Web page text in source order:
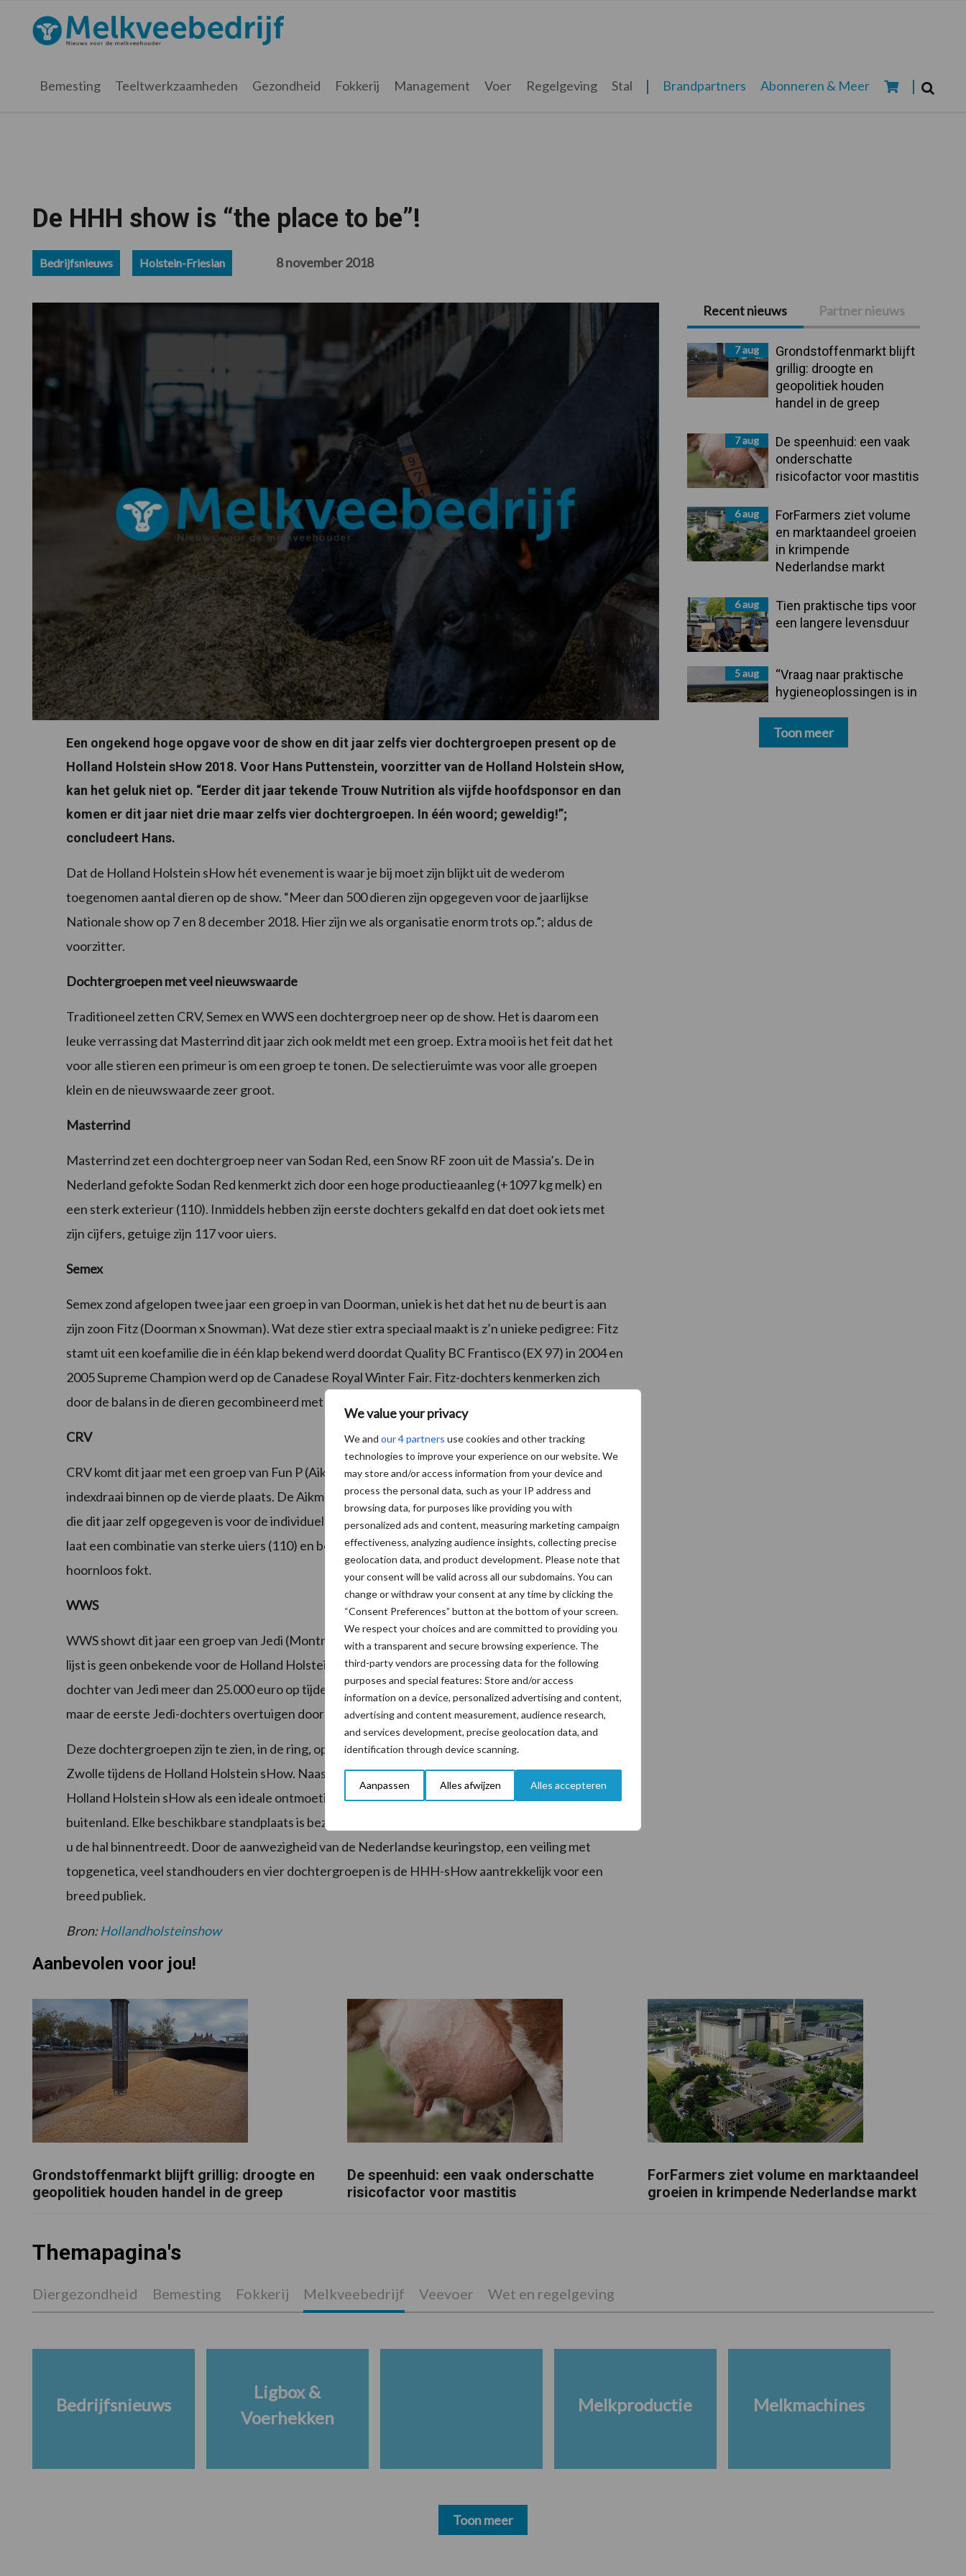
We value your privacy
We and our 4 partners use cookies and other tracking
technologies to improve your experience on our website. We
may store and/or access information from your device and
process the personal data, such as your IP address and
browsing data, for purposes like providing you with
personalized ads and content, measuring marketing campaign
effectiveness, analyzing audience insights, collecting precise
geolocation data, and product development. Please note that
your consent will be valid across all our subdomains. You can
change or withdraw your consent at any time by clicking the
“Consent Preferences” button at the bottom of your screen.
We respect your choices and are committed to providing you
with a transparent and secure browsing experience. The
third-party vendors are processing data for the following
purposes and special features: Store and/or access
information on a device, personalized advertising and content,
advertising and content measurement, audience research,
and services development, precise geolocation data, and
identification through device scanning.
Aanpassen Alles afwijzen Alles accepteren
hoofdnavigatie
hoofd
eerste
voettekst
Melkveebedrijf.nl
Bemesting Teeltwerkzaamheden Gezondheid Fokkerij Management Voer Regelgeving Stal Brandpartners Abonneren & Meer
De HHH show is “the place to be”!
Bedrijfsnieuws Holstein-Friesian 8 november 2018
Een ongekend hoge opgave voor de show en dit jaar zelfs vier dochtergroepen present op de
Holland Holstein sHow 2018. Voor Hans Puttenstein, voorzitter van de Holland Holstein sHow,
kan het geluk niet op. “Eerder dit jaar tekende Trouw Nutrition als vijfde hoofdsponsor en dan
komen er dit jaar niet drie maar zelfs vier dochtergroepen. In één woord; geweldig!”;
concludeert Hans.
Dat de Holland Holstein sHow hét evenement is waar je bij moet zijn blijkt uit de wederom
toegenomen aantal dieren op de show. “Meer dan 500 dieren zijn opgegeven voor de jaarlijkse
Nationale show op 7 en 8 december 2018. Hier zijn we als organisatie enorm trots op.”; aldus de
voorzitter.
Dochtergroepen met veel nieuwswaarde
Traditioneel zetten CRV, Semex en WWS een dochtergroep neer op de show. Het is daarom een
leuke verrassing dat Masterrind dit jaar zich ook meldt met een groep. Extra mooi is het feit dat het
voor alle stieren een primeur is om een groep te tonen. De selectieruimte was voor alle groepen
klein en de nieuwswaarde zeer groot.
Masterrind
Masterrind zet een dochtergroep neer van Sodan Red, een Snow RF zoon uit de Massia’s. De in
Nederland gefokte Sodan Red kenmerkt zich door een hoge productieaanleg (+1097 kg melk) en
een sterk exterieur (110). Inmiddels hebben zijn eerste dochters gekalfd en dat doet ook iets met
zijn cijfers, getuige zijn 117 voor uiers.
Semex
Semex zond afgelopen twee jaar een groep in van Doorman, uniek is het dat het nu de beurt is aan
zijn zoon Fitz (Doorman x Snowman). Wat deze stier extra speciaal maakt is z’n unieke pedigree: Fitz
stamt uit een koefamilie die in één klap bekend werd doordat Quality BC Frantisco (EX 97) in 2004 en
2005 Supreme Champion werd op de Canadese Royal Winter Fair. Fitz-dochters kenmerken zich
door de balans in de dieren gecombineerd met goede uiers en benen.
CRV
CRV komt dit jaar met een groep van Fun P (Aikman x Magna P). Fun P kwam tijdens de afgelopen
indexdraai binnen op de vierde plaats. De Aikmanzoon stamt uit de excellente Caudumer Lol 306 PP,
die dit jaar zelf opgegeven is voor de individuele keuring. De fokwaarde van deze echte melkstier
laat een combinatie van sterke uiers (110) en benen (109) zien. Een bijkomend voordeel is dat Fun P
hoornloos fokt.
WWS
WWS showt dit jaar een groep van Jedi (Montross x Supersire). De voormalige nummer 1 op de GTPI
lijst is geen onbekende voor de Holland Holstein sHow. Vorig jaar bracht de bijna 10 maanden jonge
dochter van Jedi meer dan 25.000 euro op tijdens de Tulip Sale. De selectieruimte was zeer beperkt,
maar de eerste Jedi-dochters overtuigen door hun melkuitstraling en beste uiers.
Deze dochtergroepen zijn te zien, in de ring, op zaterdag 8 december 2018 in de IJsselhallen te
Zwolle tijdens de Holland Holstein sHow. Naast het bewonderen van deze dochtergroep dient de
Holland Holstein sHow als een ideale ontmoetingsplaats voor melkveehouders uit binnen- en
buitenland. Elke beschikbare standplaats is bezet en de vijf hoofdsponsors verwelkomen u wanneer
u de hal binnentreedt. Door de aanwezigheid van de Nederlandse keuringstop, een veiling met
topgenetica, veel standhouders en vier dochtergroepen is de HHH-sHow aantrekkelijk voor een
breed publiek.
Bron:Hollandholsteinshow
Primaire
Sidebar
Recent nieuws Partner nieuws
7 aug
Grondstoffenmarkt blijft
grillig: droogte en
geopolitiek houden
handel in de greep
7 aug
De speenhuid: een vaak
onderschatte
risicofactor voor mastitis
6 aug
ForFarmers ziet volume
en marktaandeel groeien
in krimpende
Nederlandse markt
6 aug
Tien praktische tips voor
een langere levensduur
5 aug
“Vraag naar praktische
hygieneoplossingen is in
Toon meer
Aanbevolen voor jou!
Grondstoffenmarkt blijft grillig: droogte en
geopolitiek houden handel in de greep
De speenhuid: een vaak onderschatte
risicofactor voor mastitis
ForFarmers ziet volume en marktaandeel
groeien in krimpende Nederlandse markt
Themapagina's
Diergezondheid Bemesting Fokkerij Melkveebedrijf Veevoer Wet en regelgeving
Bedrijfsnieuws
Ligbox &
Voerhekken
Melkproductie Melkmachines
Toon meer